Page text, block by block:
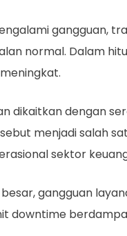
gangguan,
normal. Dalam
dikaitkan dengan
menjadi salah
sektor
gangguan
downtime